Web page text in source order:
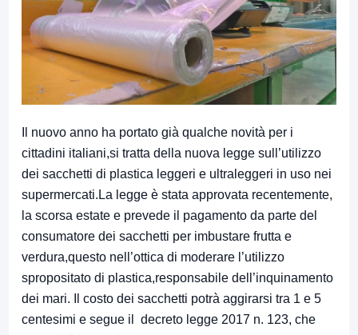
Il nuovo anno ha portato già qualche novità per i
cittadini italiani,si tratta della nuova legge sull’utilizzo
dei sacchetti di plastica leggeri e ultraleggeri in uso nei
supermercati.La legge è stata approvata recentemente,
la scorsa estate e prevede il pagamento da parte del
consumatore dei sacchetti per imbustare frutta e
verdura,questo nell’ottica di moderare l’utilizzo
spropositato di plastica,responsabile dell’inquinamento
dei mari. Il costo dei sacchetti potrà aggirarsi tra 1 e 5
centesimi e segue il decreto legge 2017 n. 123, che